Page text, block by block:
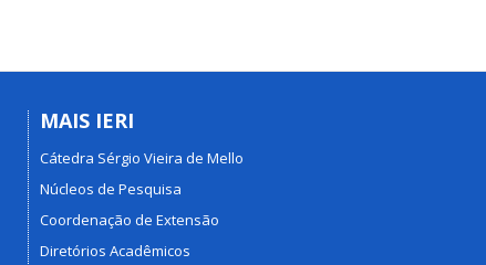
MAIS IERI
Cátedra Sérgio Vieira de Mello
Núcleos de Pesquisa
Coordenação de Extensão
Diretórios Acadêmicos